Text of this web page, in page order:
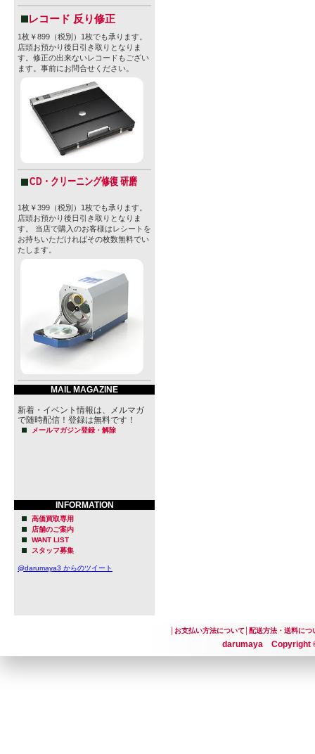
レコード 反り修正
1枚￥899（税別）1枚でも承ります。
店頭お預かり後日引き取りとなりま
す。修正の出来ないレコードもござい
ます。事前にお問合せください。
CD・クリーニング修復 研磨
1枚￥399（税別）1枚でも承ります。
店頭お預かり後日引き取りとなりま
す。 当店で購入のお客様はレシートを
お持ちいただければその枚数無料でい
たします。
MAIL MAGAZINE
新着・イベント情報は、メルマガ
で随時配信！登録は無料です！
メールマガジン登録・解除
INFORMATION
高価買取専用
店舗のご案内
WANT LIST
スタッフ募集
@darumaya3 からのツイート
お支払い方法について│ 配送方法・送料につ
darumaya Copyright